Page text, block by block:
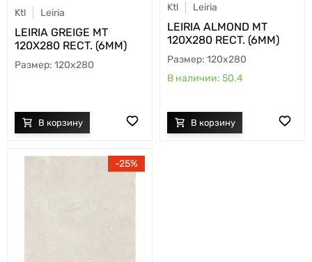
Ktl Leiria
LEIRIA GREIGE MT
120X280 RECT. (6MM)
120x280
Ktl Leiria
LEIRIA ALMOND MT
120X280 RECT. (6MM)
120x280
50.4
25